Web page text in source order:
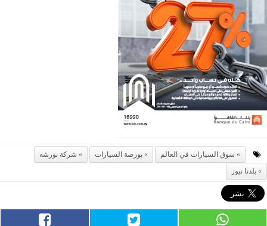
سوق السيارات في العالم بورصة السيارات
شركة بورشه
بلدنا نيوز